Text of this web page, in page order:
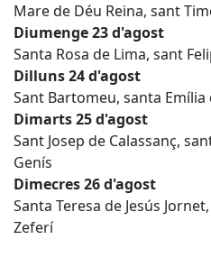
Mare de Déu Reina, sant
Diumenge 23 d'agost
Santa Rosa de Lima, sant
Dilluns 24 d'agost
Sant Bartomeu, santa Emília
Dimarts 25 d'agost
Sant Josep de Calassanç,
Genís
Dimecres 26 d'agost
Santa Teresa de Jesús
Zeferí